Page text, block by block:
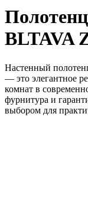
BLTAVA
Настенный
— это элегантное
комнат в
фурнитура и
выбором для